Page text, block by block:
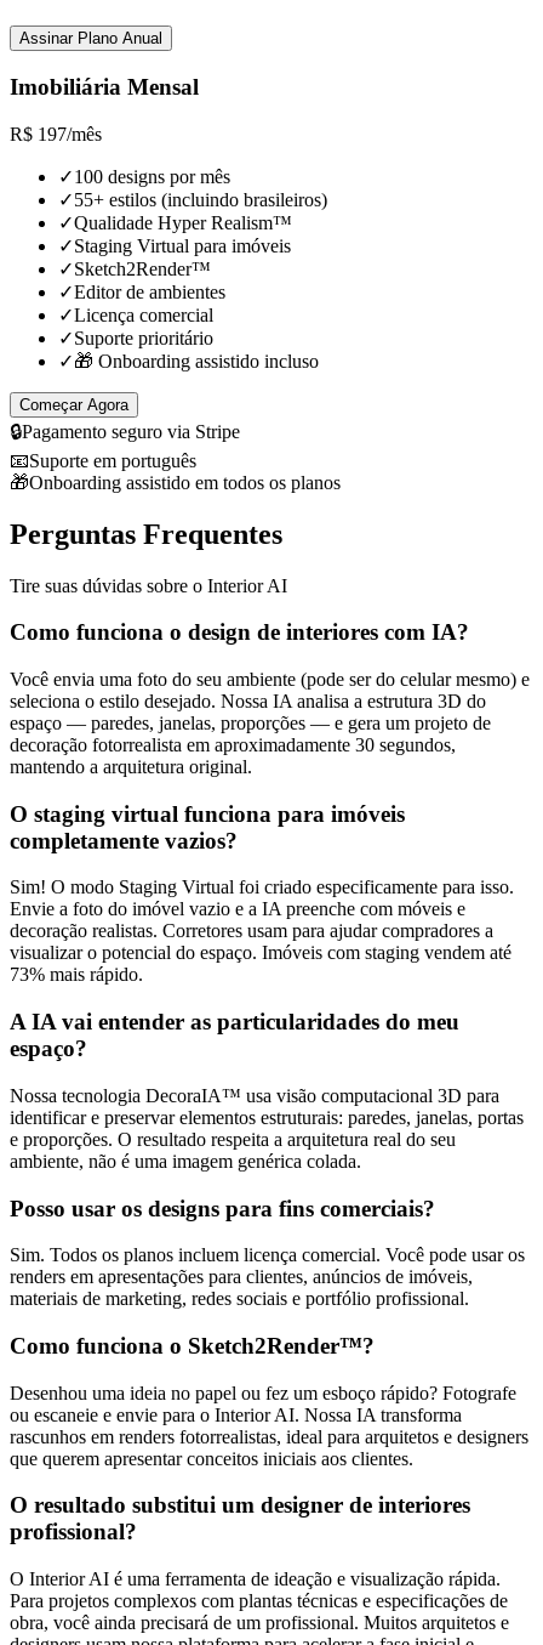
Assinar Plano Anual
Imobiliária Mensal
R$ 197/mês
✓100 designs por mês
✓55+ estilos (incluindo brasileiros)
✓Qualidade Hyper Realism™
✓Staging Virtual para imóveis
✓Sketch2Render™
✓Editor de ambientes
✓Licença comercial
✓Suporte prioritário
✓🎁 Onboarding assistido incluso
Começar Agora
🔒Pagamento seguro via Stripe
📧Suporte em português
🎁Onboarding assistido em todos os planos
Perguntas Frequentes
Tire suas dúvidas sobre o Interior AI
Como funciona o design de interiores com IA?
Você envia uma foto do seu ambiente (pode ser do celular mesmo) e
seleciona o estilo desejado. Nossa IA analisa a estrutura 3D do
espaço — paredes, janelas, proporções — e gera um projeto de
decoração fotorrealista em aproximadamente 30 segundos,
mantendo a arquitetura original.
O staging virtual funciona para imóveis
completamente vazios?
Sim! O modo Staging Virtual foi criado especificamente para isso.
Envie a foto do imóvel vazio e a IA preenche com móveis e
decoração realistas. Corretores usam para ajudar compradores a
visualizar o potencial do espaço. Imóveis com staging vendem até
73% mais rápido.
A IA vai entender as particularidades do meu
espaço?
Nossa tecnologia DecoraIA™ usa visão computacional 3D para
identificar e preservar elementos estruturais: paredes, janelas, portas
e proporções. O resultado respeita a arquitetura real do seu
ambiente, não é uma imagem genérica colada.
Posso usar os designs para fins comerciais?
Sim. Todos os planos incluem licença comercial. Você pode usar os
renders em apresentações para clientes, anúncios de imóveis,
materiais de marketing, redes sociais e portfólio profissional.
Como funciona o Sketch2Render™?
Desenhou uma ideia no papel ou fez um esboço rápido? Fotografe
ou escaneie e envie para o Interior AI. Nossa IA transforma
rascunhos em renders fotorrealistas, ideal para arquitetos e designers
que querem apresentar conceitos iniciais aos clientes.
O resultado substitui um designer de interiores
profissional?
O Interior AI é uma ferramenta de ideação e visualização rápida.
Para projetos complexos com plantas técnicas e especificações de
obra, você ainda precisará de um profissional. Muitos arquitetos e